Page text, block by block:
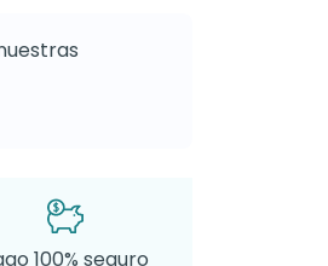
100% seguro